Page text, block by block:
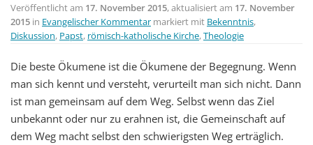
Veröffentlicht am 17. November 2015, aktualisiert am 17. November
2015 in Evangelischer Kommentar markiert mit Bekenntnis,
Diskussion, Papst, römisch-katholische Kirche,Theologie
Die beste Ökumene ist die Ökumene der Begegnung. Wenn
man sich kennt und versteht, verurteilt man sich nicht. Dann
ist man gemeinsam auf dem Weg. Selbst wenn das Ziel
unbekannt oder nur zu erahnen ist, die Gemeinschaft auf
dem Weg macht selbst den schwierigsten Weg erträglich.